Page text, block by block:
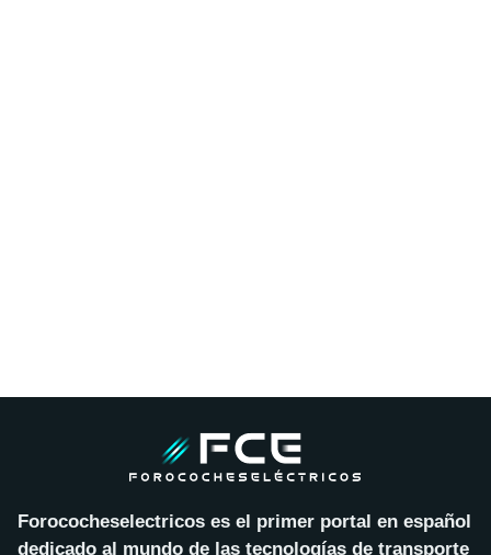
Forococheselectricos es el primer portal en español
dedicado al mundo de las tecnologías de transporte